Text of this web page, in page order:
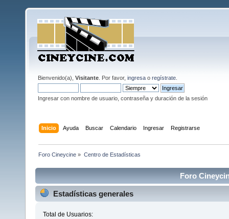
Bienvenido(a), Visitante . Por favor, ingresa o regístrate
Ingresar con nombre de usuario, contraseña y duración de la sesión
Inicio Ayuda Buscar Calendario Ingresar Registrarse
Foro Cineycine » Centro de Estadísticas
Foro
Estadísticas generales
Total de Usuarios: